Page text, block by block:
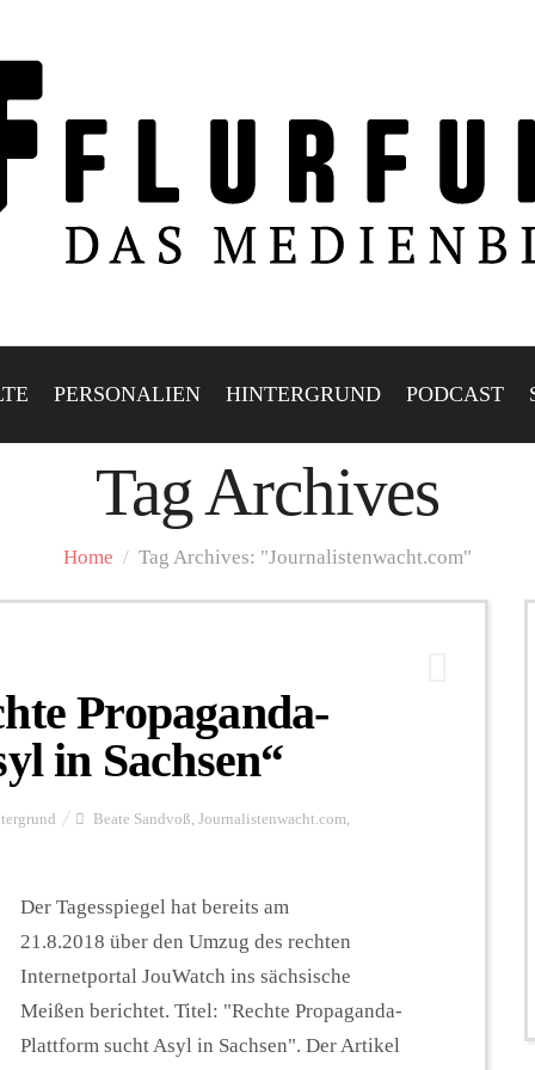
PERSONALIEN HINTERGRUND PODCAST
Tag Archives
Home / Tag Archives: "Journalistenwacht.com"
Propaganda-
in Sachsen“
Beate Sandvoß, Journalistenwacht.com,
Der Tagesspiegel hat bereits am
21.8.2018 über den Umzug des rechten
Internetportal JouWatch ins sächsische
Meißen berichtet. Titel: "Rechte Propaganda-
Plattform sucht Asyl in Sachsen". Der Artikel